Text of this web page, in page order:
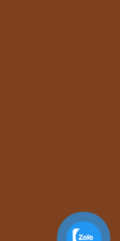
– Thiết bị
– Thiết bị
06 Yonglekang
cất mẫu nước